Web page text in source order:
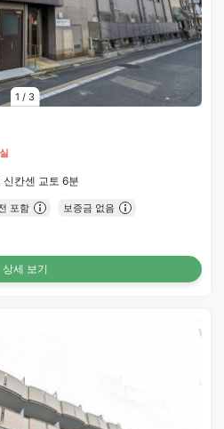
1 / 3
신칸센 교토 6분
포함 보증금 없음
상세 보기